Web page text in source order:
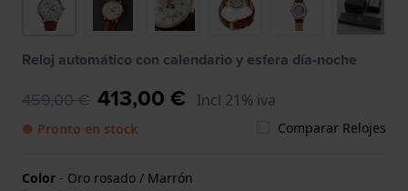
Reloj automático con calendario y esfera día-noche
459,00 € 413,00 € Incl 21% iva
● Pronto en stock Comparar Relojes
Color - Oro rosado / Marrón